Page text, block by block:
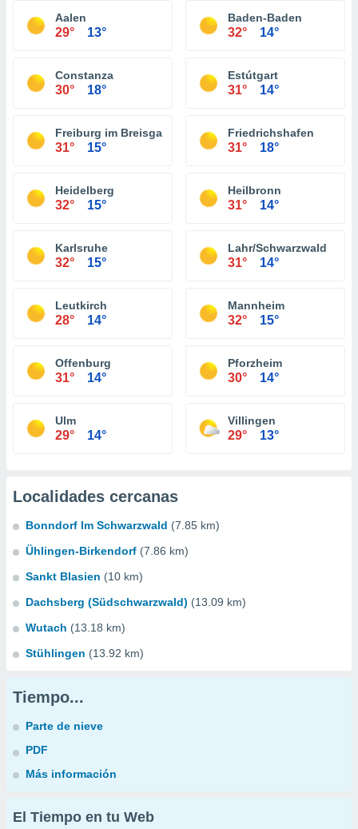
Aalen
29° 13°
Baden-Baden
32° 14°
Constanza
30° 18°
Estútgart
31° 14°
Freiburg im Breisgau
31° 15°
Friedrichshafen
31° 18°
Heidelberg
32° 15°
Heilbronn
31° 14°
Karlsruhe
32° 15°
Lahr/Schwarzwald
31° 14°
Leutkirch
28° 14°
Mannheim
32° 15°
Offenburg
31° 14°
Pforzheim
30° 14°
Ulm
29° 14°
Villingen
29° 13°
Localidades cercanas
Bonndorf Im Schwarzwald (7.85 km)
Ühlingen-Birkendorf (7.86 km)
Sankt Blasien (10 km)
Dachsberg (Südschwarzwald) (13.09 km)
Wutach (13.18 km)
Stühlingen (13.92 km)
Tiempo...
Parte de nieve
PDF
Más información
El Tiempo en tu Web